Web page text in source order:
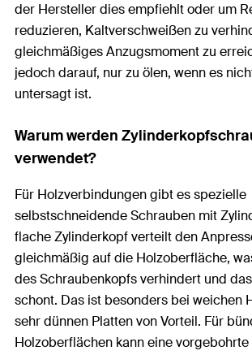
der Hersteller dies empfiehlt oder um
reduzieren, Kaltverschweißen zu
gleichmäßiges Anzugsmoment zu
jedoch darauf, nur zu ölen, wenn es
untersagt ist.
Warum werden
verwendet?
Für Holzverbindungen gibt es spezielle
selbstschneidende Schrauben mit
flache Zylinderkopf verteilt den
gleichmäßig auf die Holzoberfläche,
des Schraubenkopfs verhindert und
schont. Das ist besonders bei weichen
sehr dünnen Platten von Vorteil. Für
Holzoberflächen kann eine vorgebohrte